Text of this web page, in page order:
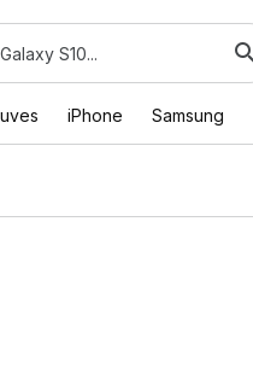
iPhone Samsung